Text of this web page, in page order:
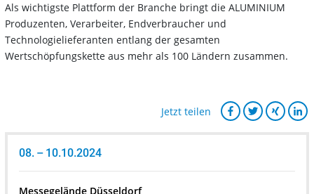
Als wichtigste Plattform der Branche bringt die ALUMINIUM
Produzenten, Verarbeiter, Endverbraucher und
Technologielieferanten entlang der gesamten
Wertschöpfungskette aus mehr als 100 Ländern zusammen.
Jetzt teilen
08. – 10.10.2024
Messegelände Düsseldorf